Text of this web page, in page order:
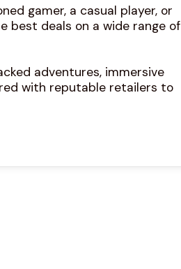
gamer, a casual player, or
best deals on a wide range of
adventures, immersive
with reputable retailers to